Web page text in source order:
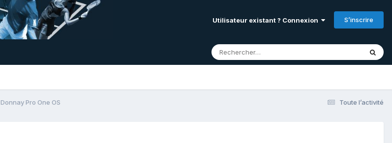
Utilisateur existant ? Connexion S’inscrire
Toute l’activité
Donnay Pro One OS